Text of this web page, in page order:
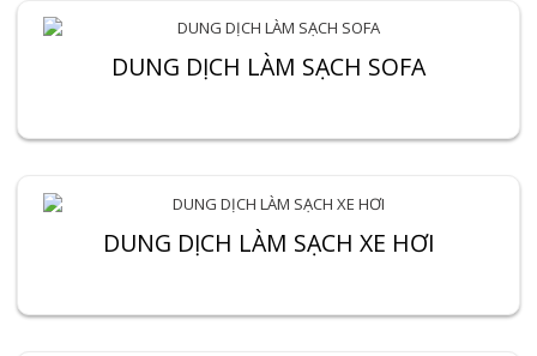
DUNG DỊCH LÀM SẠCH SOFA
DUNG DỊCH LÀM SẠCH XE HƠI